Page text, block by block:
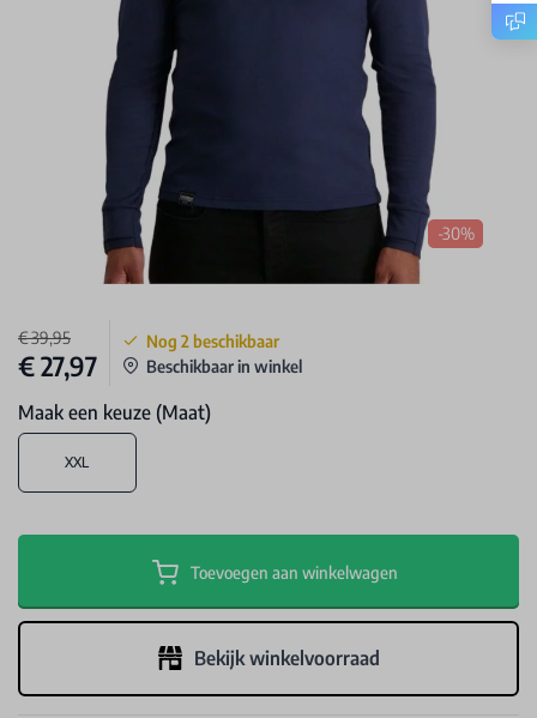
-30%
€ 39,95
€ 27,97
Nog 2 beschikbaar
Beschikbaar in winkel
Maak een keuze (Maat)
XXL
Toevoegen aan winkelwagen
Bekijk winkelvoorraad